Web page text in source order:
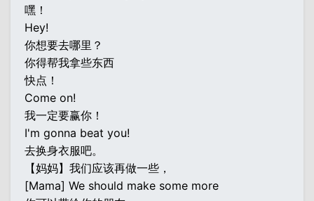
嘿！
Hey!
你想要去哪里？
你得帮我拿些东西
快点！
Come on!
我一定要赢你！
I'm gonna beat you!
去换身衣服吧。
【妈妈】我们应该再做一些，
[Mama] We should make some more